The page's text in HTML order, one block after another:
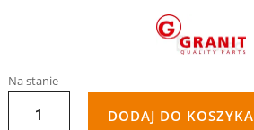
Na stanie
ILOŚĆ
DODAJ DO KOSZYKA